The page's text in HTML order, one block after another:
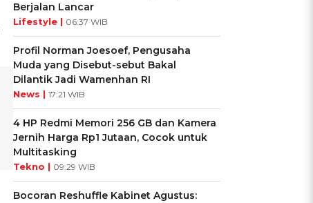
Berjalan Lancar
Lifestyle | 06:37 WIB
Profil Norman Joesoef, Pengusaha
Muda yang Disebut-sebut Bakal
Dilantik Jadi Wamenhan RI
News | 17:21 WIB
4 HP Redmi Memori 256 GB dan Kamera
Jernih Harga Rp1 Jutaan, Cocok untuk
Multitasking
Tekno | 09:29 WIB
Bocoran Reshuffle Kabinet Agustus: